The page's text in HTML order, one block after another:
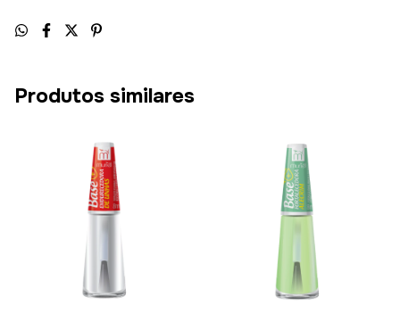
Produtos similares